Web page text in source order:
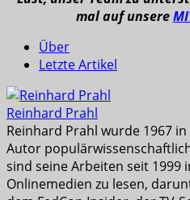
mal auf unsere
Über
Letzte Artikel
Reinhard Prahl
Reinhard Prahl wurde 1967
Autor
sind seine Arbeiten seit 1999
Onlinemedien zu lesen,